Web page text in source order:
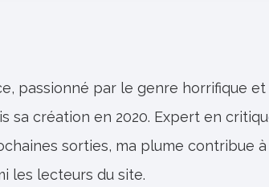
passionné par le genre horrifique
sa création en 2020. Expert en
sorties, ma plume contribue
les lecteurs du site.